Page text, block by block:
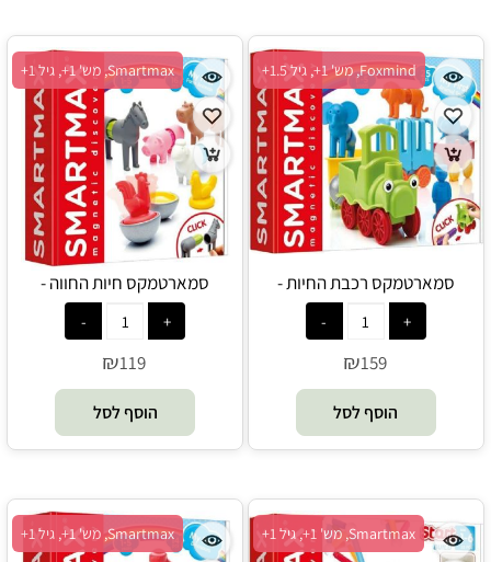
Foxmind, מש' 1+, גיל 1.5+
סמארטמקס רכבת החיות -
FOXMIND - Smartmax
₪159
הוסף לסל
Smartmax, מש' 1+, גיל 1+
סמארטמקס חיות החווה -
Smartmax - FOXMIND
₪119
הוסף לסל
Smartmax, מש' 1+, גיל 1+ Smartmax, מש' 1+, גיל 1+